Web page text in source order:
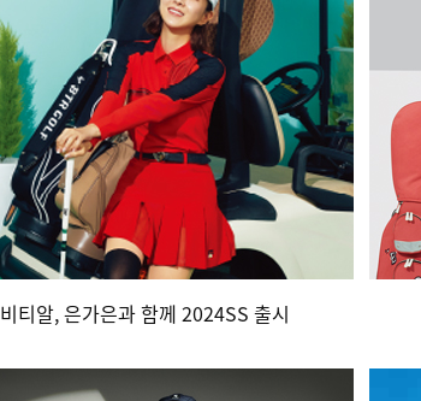
비티알, 은가은과 함께 2024SS 출시